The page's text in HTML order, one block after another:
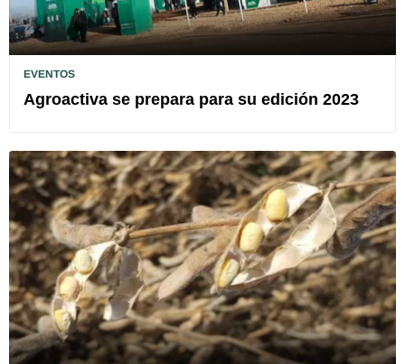
EVENTOS
Agroactiva se prepara para su edición 2023